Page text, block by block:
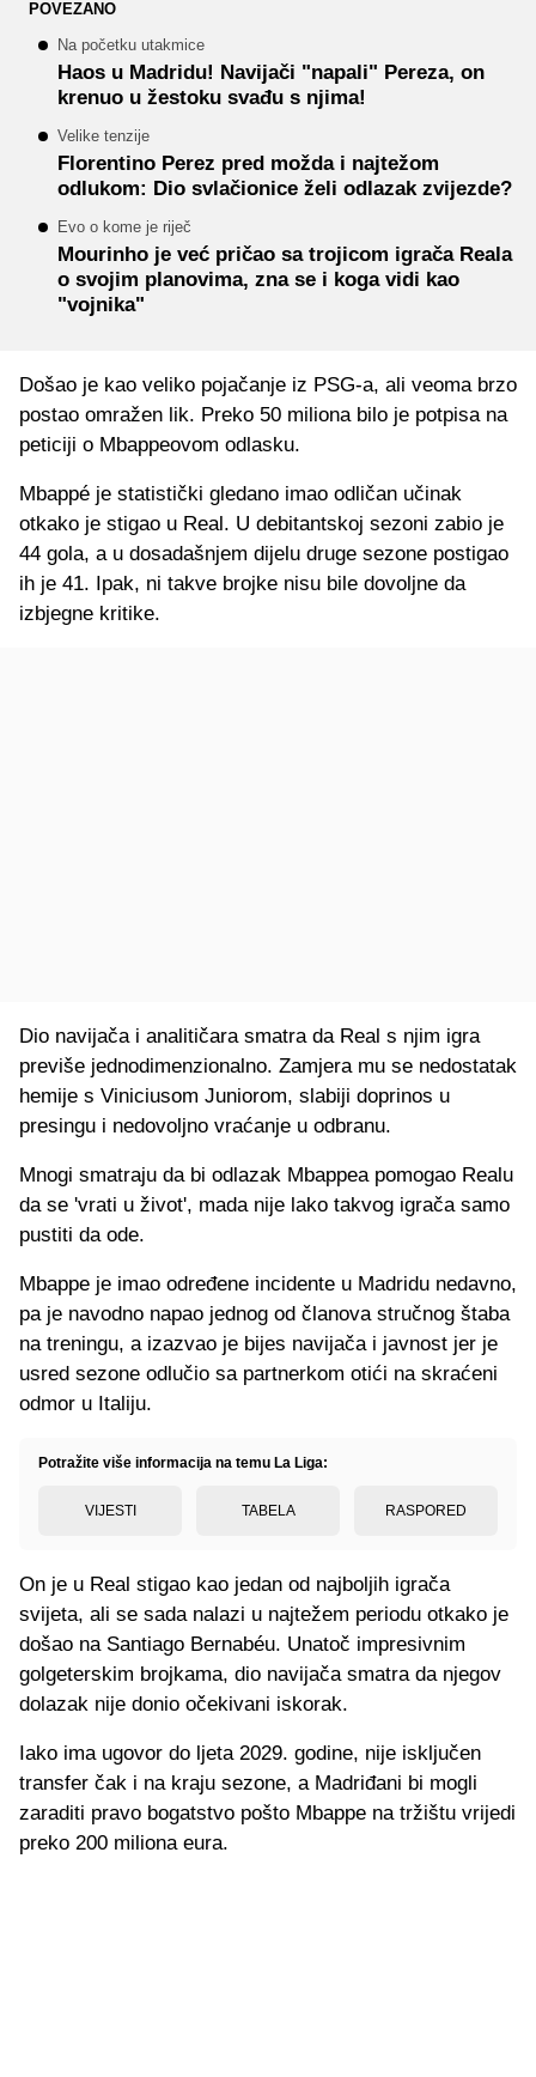
POVEZANO
Na početku utakmice
Haos u Madridu! Navijači "napali" Pereza, on
krenuo u žestoku svađu s njima!
Velike tenzije
Florentino Perez pred možda i najtežom
odlukom: Dio svlačionice želi odlazak zvijezde?
Evo o kome je riječ
Mourinho je već pričao sa trojicom igrača Reala
o svojim planovima, zna se i koga vidi kao
"vojnika"
Došao je kao veliko pojačanje iz PSG-a, ali veoma brzo
postao omražen lik. Preko 50 miliona bilo je potpisa na
peticiji o Mbappeovom odlasku.
Mbappé je statistički gledano imao odličan učinak
otkako je stigao u Real. U debitantskoj sezoni zabio je
44 gola, a u dosadašnjem dijelu druge sezone postigao
ih je 41. Ipak, ni takve brojke nisu bile dovoljne da
izbjegne kritike.
Dio navijača i analitičara smatra da Real s njim igra
previše jednodimenzionalno. Zamjera mu se nedostatak
hemije s Viniciusom Juniorom, slabiji doprinos u
presingu i nedovoljno vraćanje u odbranu.
Mnogi smatraju da bi odlazak Mbappea pomogao Realu
da se 'vrati u život', mada nije lako takvog igrača samo
pustiti da ode.
Mbappe je imao određene incidente u Madridu nedavno,
pa je navodno napao jednog od članova stručnog štaba
na treningu, a izazvao je bijes navijača i javnost jer je
usred sezone odlučio sa partnerkom otići na skraćeni
odmor u Italiju.
Potražite više informacija na temu La Liga:
VIJESTI TABELA RASPORED
On je u Real stigao kao jedan od najboljih igrača
svijeta, ali se sada nalazi u najtežem periodu otkako je
došao na Santiago Bernabéu. Unatoč impresivnim
golgeterskim brojkama, dio navijača smatra da njegov
dolazak nije donio očekivani iskorak.
Iako ima ugovor do ljeta 2029. godine, nije isključen
transfer čak i na kraju sezone, a Madriđani bi mogli
zaraditi pravo bogatstvo pošto Mbappe na tržištu vrijedi
preko 200 miliona eura.